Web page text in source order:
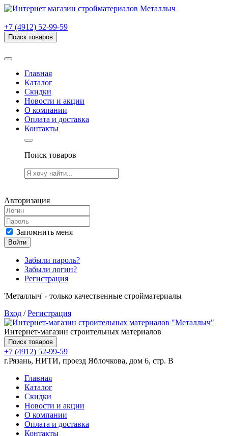
+7 (4912) 52-99-59
Поиск товаров
Главная
Каталог
Скидки
Новости и акции
О компании
Оплата и доставка
Контакты
Поиск товаров
Авторизация
Запомнить меня
Войти
Забыли пароль?
Забыли логин?
Регистрация
'Металлыч' - только качественные стройматериалы
Вход /Регистрация
Интернет-магазин строительных материалов
Поиск товаров
+7 (4912) 52-99-59
г.Рязань, НИТИ, проезд Яблочкова, дом 6, стр. В
Главная
Каталог
Скидки
Новости и акции
О компании
Оплата и доставка
Контакты